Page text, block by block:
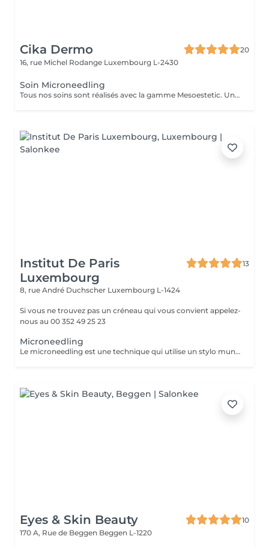
Cika Dermo
20
16, rue Michel Rodange Luxembourg L-2430
Soin Microneedling
Tous nos soins sont réalisés avec la gamme Mesoestetic. Un bilan est fait à chaque début de soin pour vous proposer votre soin sur-mesure.
Institut De Paris
Luxembourg
13
8, rue André Duchscher Luxembourg L-1424
Si vous ne trouvez pas un créneau qui vous convient appelez-
nous au 00 352 49 25 23
Microneedling
Le microneedling est une technique qui utilise un stylo muni de micro-aiguilles qui permettent de créer des canaux dans la peau afin de faire pénétrer le sérum au cur du derme .C'est un traitement peu invasif qui s'avère efficace contre le vieillissement cutané afin de ralentir les effets de l'âge .Le microneedling redensifie la peau afin de la rendre de meilleure qualité et permet ainsi la régénération de la peau pour un teint plus éclatant
Eyes & Skin Beauty
10
170 A, Rue de Beggen Beggen L-1220